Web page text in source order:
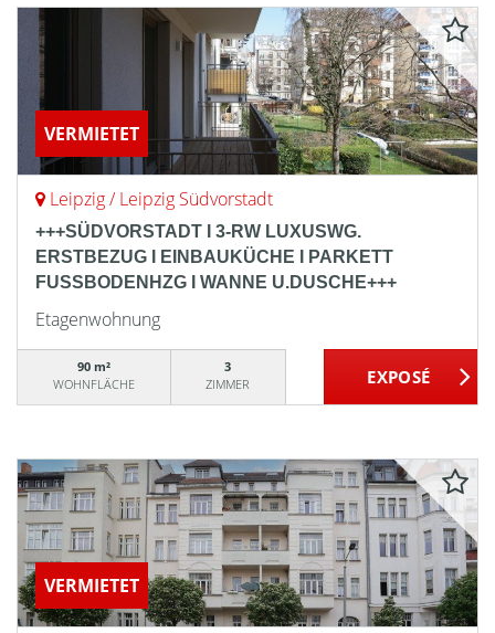
VERMIETET
Leipzig / Leipzig Südvorstadt
+++SÜDVORSTADT I 3-RW LUXUSWG.
ERSTBEZUG I EINBAUKÜCHE I PARKETT
FUSSBODENHZG I WANNE U.DUSCHE+++
Etagenwohnung
90 m²
WOHNFLÄCHE
3
ZIMMER
VERMIETET